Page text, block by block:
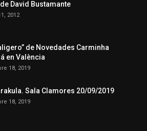
David Bustamante
2012
de Novedades Carminha
en València
18, 2019
Sala Clamores 20/09/2019
18, 2019